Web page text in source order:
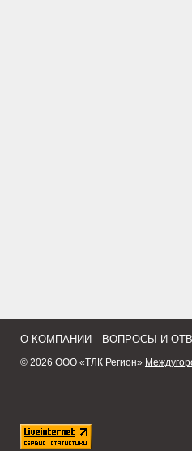
О КОМПАНИИ ВОПРОСЫ И
© 2026 ООО «ТЛК Регион»